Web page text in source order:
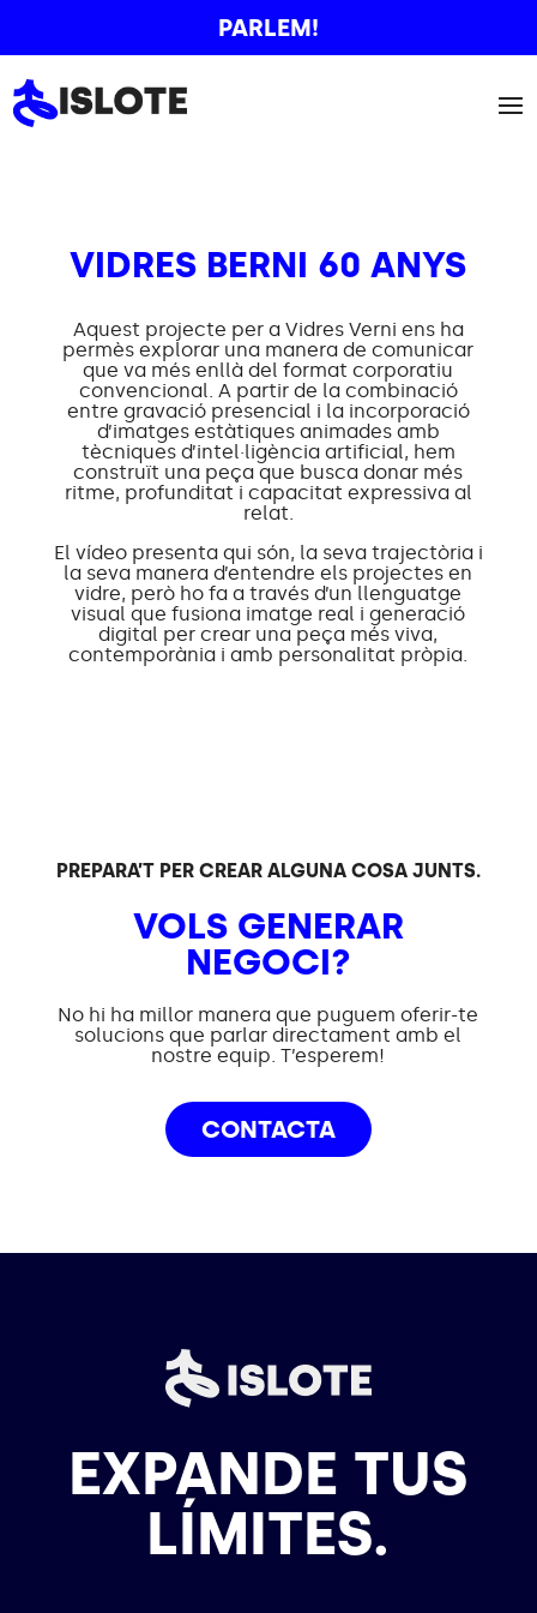
PARLEM!
VIDRES BERNI 60 ANYS
Aquest projecte per a Vidres Verni ens ha
permès explorar una manera de comunicar
que va més enllà del format corporatiu
convencional. A partir de la combinació
entre gravació presencial i la incorporació
d’imatges estàtiques animades amb
tècniques d’intel·ligència artificial, hem
construït una peça que busca donar més
ritme, profunditat i capacitat expressiva al
relat.
El vídeo presenta qui són, la seva trajectòria i
la seva manera d’entendre els projectes en
vidre, però ho fa a través d’un llenguatge
visual que fusiona imatge real i generació
digital per crear una peça més viva,
contemporània i amb personalitat pròpia.
PREPARA’T PER CREAR ALGUNA COSA JUNTS.
VOLS GENERAR
NEGOCI?
No hi ha millor manera que puguem oferir-te
solucions que parlar directament amb el
nostre equip. T’esperem!
CONTACTA
EXPANDE TUS
LÍMITES.